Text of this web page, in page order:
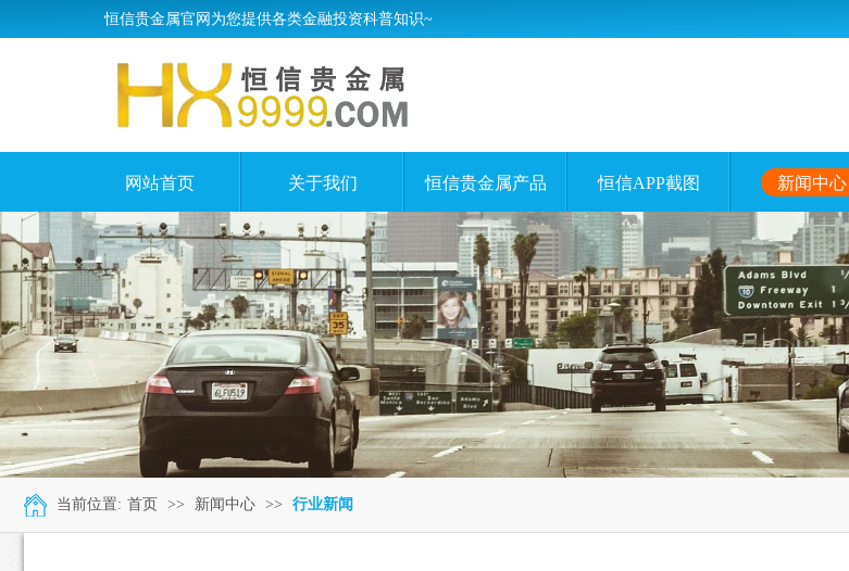
恒信贵金属官网为您提供各类金融投资科普知识~
网站首页 关于我们 恒信贵金属产品 恒信APP截图 新闻中心
当前位置: 首页 >> 新闻中心 >> 行业新闻